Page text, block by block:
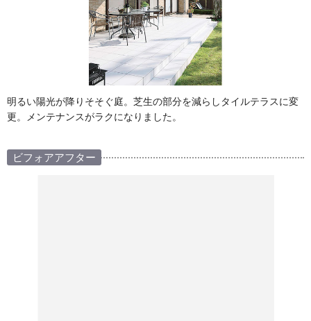
明るい陽光が降りそそぐ庭。芝生の部分を減らしタイルテラスに変
更。メンテナンスがラクになりました。
ビフォアアフター